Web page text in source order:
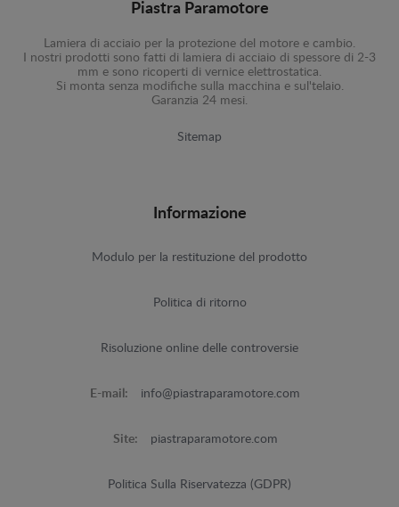
Piastra Paramotore
Lamiera di acciaio per la protezione del motore e cambio.
I nostri prodotti sono fatti di lamiera di acciaio di spessore di 2-3
mm e sono ricoperti di vernice elettrostatica.
Si monta senza modifiche sulla macchina e sul'telaio.
Garanzia 24 mesi.
Sitemap
Informazione
Modulo per la restituzione del prodotto
Politica di ritorno
Risoluzione online delle controversie
E-mail: info@piastraparamotore.com
Site: piastraparamotore.com
Politica Sulla Riservatezza (GDPR)